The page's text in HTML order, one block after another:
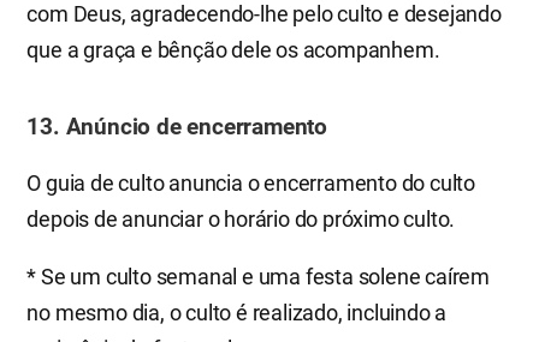
com Deus, agradecendo-lhe pelo culto e desejando
que a graça e bênção dele os acompanhem.
13. Anúncio de encerramento
O guia de culto anuncia o encerramento do culto
depois de anunciar o horário do próximo culto.
* Se um culto semanal e uma festa solene caírem
no mesmo dia, o culto é realizado, incluindo a